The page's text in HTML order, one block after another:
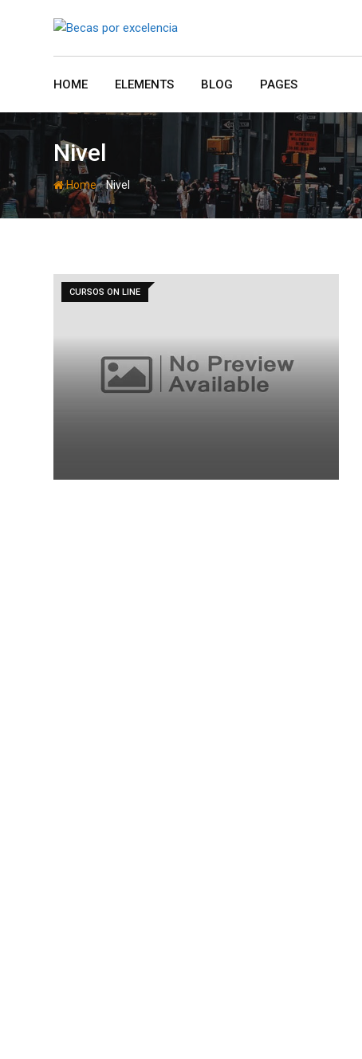
HOME ELEMENTS BLOG PAGES
Nivel
Home-Nivel
CURSOS ON LINE